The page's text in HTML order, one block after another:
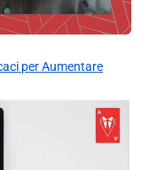
per Aumentare